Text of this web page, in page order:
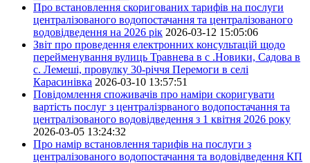
Про встановлення скоригованих тарифів на послуги
централізованого водопостачання та централізованого
водовідведення на 2026 рік 2026-03-12 15:05:06
Звіт про проведення електронних консультацій щодо
перейменування вулиць Травнева в с .Новики, Садова в
с. Лемеші, провулку 30-річчя Перемоги в селі
Карасинівка 2026-03-10 13:57:51
Повідомлення споживачів про наміри скоригувати
вартість послуг з централізрваного водопостачання та
централізованого водовідведення з 1 квітня 2026 року
2026-03-05 13:24:32
Про намір встановлення тарифів на послуги з
централізованого водопостачання та водовідведення КП